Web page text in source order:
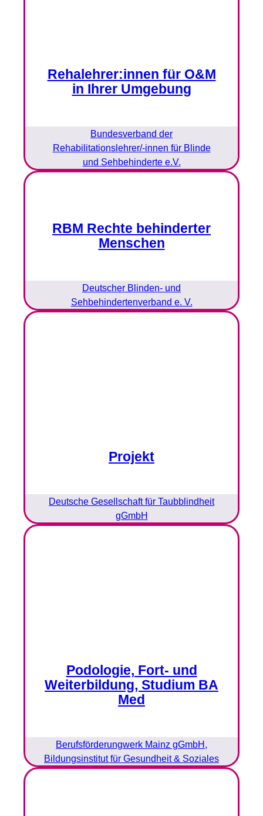
Rehalehrer:innen für O&M
in Ihrer Umgebung
Bundesverband der
Rehabilitationslehrer/-innen für Blinde
und Sehbehinderte e.V.
RBM Rechte behinderter
Menschen
Deutscher Blinden- und
Sehbehindertenverband e. V.
Projekt
Deutsche Gesellschaft für Taubblindheit
gGmbH
Podologie, Fort- und
Weiterbildung, Studium BA
Med
Berufsförderungwerk Mainz gGmbH,
Bildungsinstitut für Gesundheit & Soziales